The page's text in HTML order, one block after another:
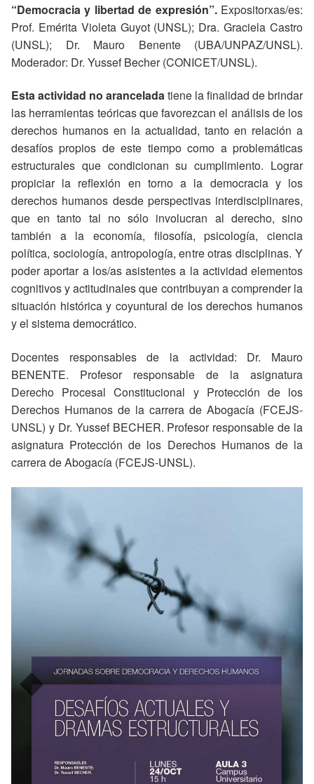
“Democracia y libertad de expresión”.Expositorxas/es:
Prof. Emérita Violeta Guyot (UNSL); Dra. Graciela Castro
(UNSL); Dr. Mauro Benente (UBA/UNPAZ/UNSL).
Moderador: Dr. Yussef Becher (CONICET/UNSL).
Esta actividad no aranceladatiene la finalidad de brindar
las herramientas teóricas que favorezcan el análisis de los
derechos humanos en la actualidad, tanto en relación a
desafíos propios de este tiempo como a problemáticas
estructurales que condicionan su cumplimiento. Lograr
propiciar la reflexión en torno a la democracia y los
derechos humanos desde perspectivas interdisciplinares,
que en tanto tal no sólo involucran al derecho, sino
también a la economía, filosofía, psicología, ciencia
política, sociología, antropología, entre otras disciplinas. Y
poder aportar a los/as asistentes a la actividad elementos
cognitivos y actitudinales que contribuyan a comprender la
situación histórica y coyuntural de los derechos humanos
y el sistema democrático.
Docentes responsables de la actividad: Dr. Mauro
BENENTE. Profesor responsable de la asignatura
Derecho Procesal Constitucional y Protección de los
Derechos Humanos de la carrera de Abogacía (FCEJS-
UNSL) y Dr. Yussef BECHER. Profesor responsable de la
asignatura Protección de los Derechos Humanos de la
carrera de Abogacía (FCEJS-UNSL).